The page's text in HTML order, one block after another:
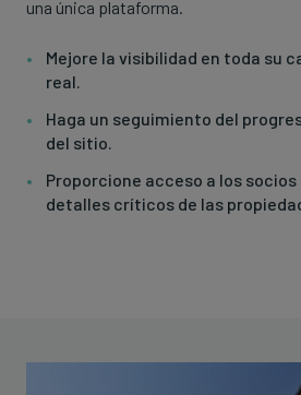
una única plataforma.
Mejore la visibilidad en toda su
real.
Haga un seguimiento del
del sitio.
Proporcione acceso a los
detalles críticos de las